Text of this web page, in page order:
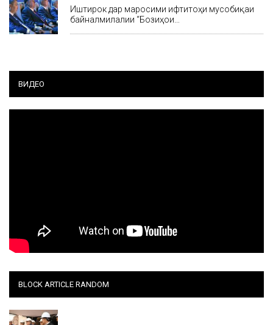
Иштирок дар маросими ифтитоҳи мусобиқаи
байналмилалии “Бозиҳои…
ВИДЕО
BLOCK ARTICLE RANDOM